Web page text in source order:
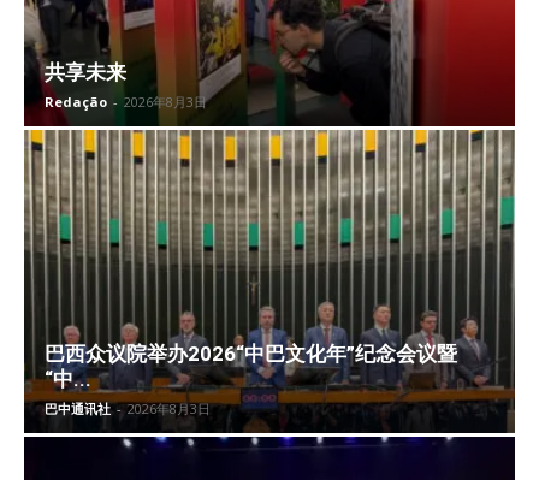
共享未来
Redação - 2026年8月3日
巴西众议院举办2026“中巴文化年”纪念会议暨
“中...
巴中通讯社 - 2026年8月3日